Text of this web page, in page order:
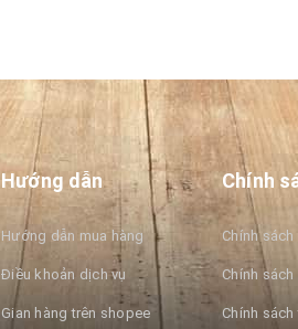
Hướng dẫn
Hướng dẫn mua hàng
Điều khoản dịch vụ
Gian hàng trên shopee
Chính
Chính sách
Chính
Chính